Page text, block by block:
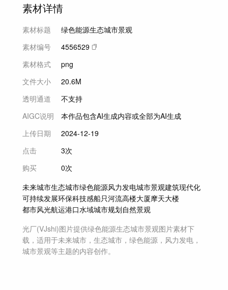
素材详情
素材标题
绿色能源生态城市景观
素材编号
4556529
素材格式
png
文件大小
20.6M
透明通道
不支持
AIGC说明
本作品包含AI生成内容或全部为AI生成
上传日期
2024-12-19
点击
3次
购买
0次
未来城市生态城市绿色能源风力发电城市景观建筑现代化
可持续发展环保科技感船只河流高楼大厦摩天大楼
都市风光航运港口水域城市规划自然景观
光厂(VJshi)图片提供绿色能源生态城市景观图片素材下
载，适用于未来城市，生态城市，绿色能源，风力发电，
城市景观等主题的内容创作。